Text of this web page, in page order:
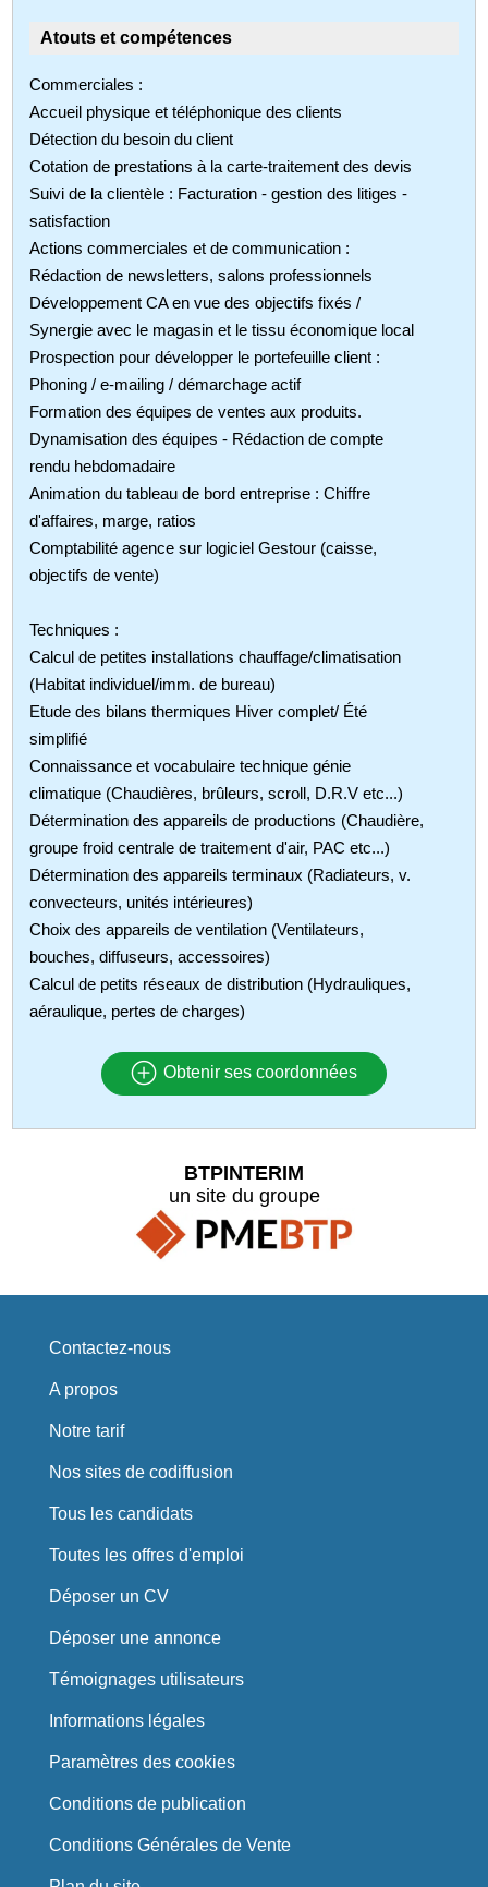
Atouts et compétences
Commerciales :
Accueil physique et téléphonique des clients
Détection du besoin du client
Cotation de prestations à la carte-traitement des devis
Suivi de la clientèle : Facturation - gestion des litiges -
satisfaction
Actions commerciales et de communication :
Rédaction de newsletters, salons professionnels
Développement CA en vue des objectifs fixés /
Synergie avec le magasin et le tissu économique local
Prospection pour développer le portefeuille client :
Phoning / e-mailing / démarchage actif
Formation des équipes de ventes aux produits.
Dynamisation des équipes - Rédaction de compte
rendu hebdomadaire
Animation du tableau de bord entreprise : Chiffre
d'affaires, marge, ratios
Comptabilité agence sur logiciel Gestour (caisse,
objectifs de vente)
Techniques :
Calcul de petites installations chauffage/climatisation
(Habitat individuel/imm. de bureau)
Etude des bilans thermiques Hiver complet/ Été
simplifié
Connaissance et vocabulaire technique génie
climatique (Chaudières, brûleurs, scroll, D.R.V etc...)
Détermination des appareils de productions (Chaudière,
groupe froid centrale de traitement d'air, PAC etc...)
Détermination des appareils terminaux (Radiateurs, v.
convecteurs, unités intérieures)
Choix des appareils de ventilation (Ventilateurs,
bouches, diffuseurs, accessoires)
Calcul de petits réseaux de distribution (Hydrauliques,
aéraulique, pertes de charges)
Obtenir ses coordonnées
BTPINTERIM
un site du groupe
Contactez-nous
A propos
Notre tarif
Nos sites de codiffusion
Tous les candidats
Toutes les offres d'emploi
Déposer un CV
Déposer une annonce
Témoignages utilisateurs
Informations légales
Paramètres des cookies
Conditions de publication
Conditions Générales de Vente